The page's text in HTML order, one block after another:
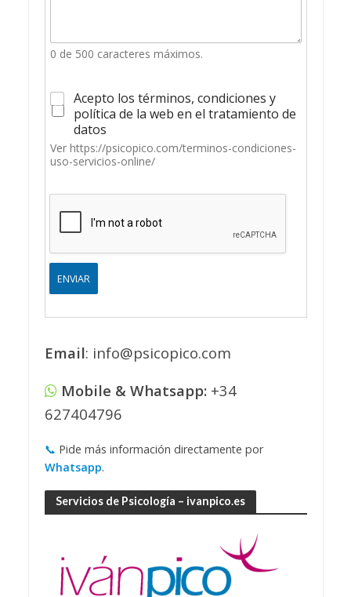
0 de 500 caracteres máximos.
C
a
i
l
e
i
i
a
ó
n
Acepto los términos, condiciones y
política de la web en el tratamiento de
datos
Ver https://psicopico.com/terminos-condiciones-
uso-servicios-online/
ENVIAR
Email: info@psicopico.com
Mobile & Whatsapp: +34
627404796
📞 Pide más información directamente por
Whatsapp.
Servicios de Psicología – ivanpico.es